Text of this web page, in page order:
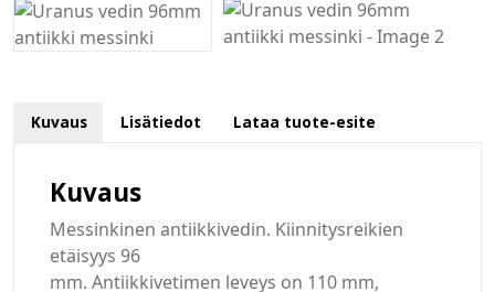
Kuvaus Lisätiedot Lataa tuote-esite
Kuvaus
Messinkinen antiikkivedin. Kiinnitysreikien
etäisyys 96
mm. Antiikkivetimen leveys on 110 mm,